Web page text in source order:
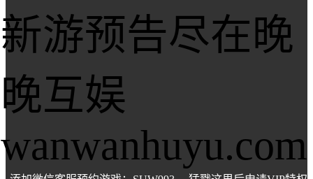
新游预告尽在晚
晚互娱
wanwanhuyu.com